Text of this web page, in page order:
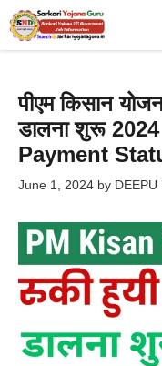
Skip
to
पीएम किसान
डालना शुरू
Payment
June 1, 2024 by DEEPU